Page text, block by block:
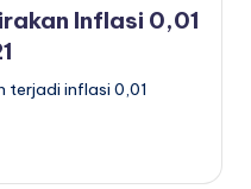
Inflasi 0,01
terjadi inflasi 0,01